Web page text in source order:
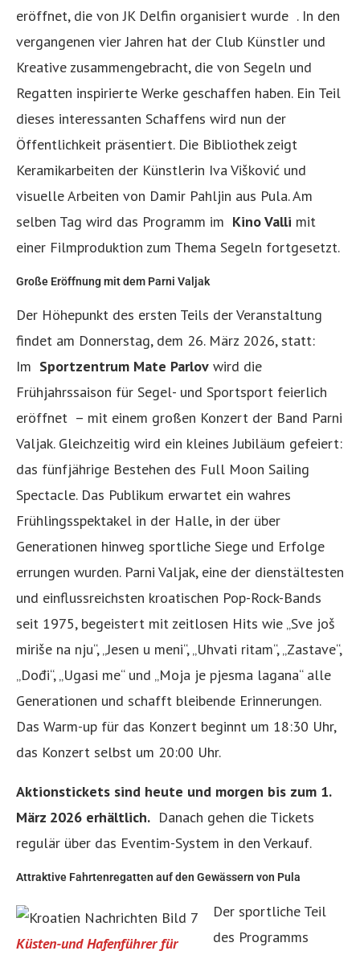
eröffnet, die von JK Delfin organisiert wurde . In den
vergangenen vier Jahren hat der Club Künstler und
Kreative zusammengebracht, die von Segeln und
Regatten inspirierte Werke geschaffen haben. Ein Teil
dieses interessanten Schaffens wird nun der
Öffentlichkeit präsentiert. Die Bibliothek zeigt
Keramikarbeiten der Künstlerin Iva Višković und
visuelle Arbeiten von Damir Pahljin aus Pula. Am
selben Tag wird das Programm im Kino Valli mit
einer Filmproduktion zum Thema Segeln fortgesetzt.
Große Eröffnung mit dem Parni Valjak
Der Höhepunkt des ersten Teils der Veranstaltung
findet am Donnerstag, dem 26. März 2026, statt:
Im Sportzentrum Mate Parlov wird die
Frühjahrssaison für Segel- und Sportsport feierlich
eröffnet – mit einem großen Konzert der Band Parni
Valjak. Gleichzeitig wird ein kleines Jubiläum gefeiert:
das fünfjährige Bestehen des Full Moon Sailing
Spectacle. Das Publikum erwartet ein wahres
Frühlingsspektakel in der Halle, in der über
Generationen hinweg sportliche Siege und Erfolge
errungen wurden. Parni Valjak, eine der dienstältesten
und einflussreichsten kroatischen Pop-Rock-Bands
seit 1975, begeistert mit zeitlosen Hits wie „Sve još
miriše na nju“, „Jesen u meni“, „Uhvati ritam“, „Zastave“,
„Dođi“, „Ugasi me“ und „Moja je pjesma lagana“ alle
Generationen und schafft bleibende Erinnerungen.
Das Warm-up für das Konzert beginnt um 18:30 Uhr,
das Konzert selbst um 20:00 Uhr.
Aktionstickets sind heute und morgen bis zum 1.
März 2026 erhältlich. Danach gehen die Tickets
regulär über das Eventim-System in den Verkauf.
Attraktive Fahrtenregatten auf den Gewässern von Pula
Küsten-und Hafenführer für
Der sportliche Teil
des Programms